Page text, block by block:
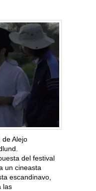
, de Alejo
del festival
un cineasta
escandinavo,
las